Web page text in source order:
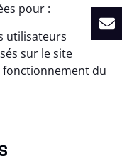
pour :
utilisateurs
sur le site
du